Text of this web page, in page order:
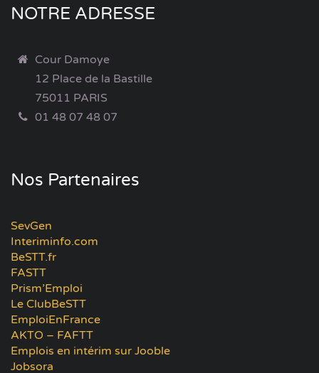
NOTRE ADRESSE
Cour Damoye
12 Place de la Bastille
75011 PARIS
01 48 07 48 07
Nos Partenaires
SevGen
Interiminfo.com
BeSTT.fr
FASTT
Prism’Emploi
Le ClubBeSTT
EmploiEnFrance
AKTO – FAFTT
Emplois en intérim sur Jooble
Jobsora